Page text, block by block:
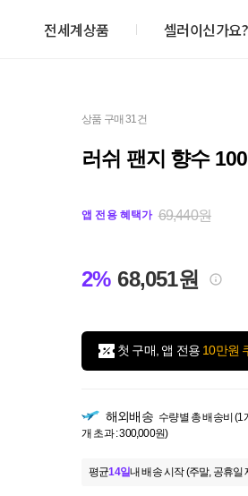
전세계상품 셀러이신가요?
상품 구매 31건
러쉬 팬지 향수
앱 전용 혜택가 69,440원
2% 68,051원
첫 구매, 앱 전용 10만원
해외배송 수량별 총 배송비 (1
개 초과 : 300,000원)
평균14일내 배송 시작 (주말, 공휴일